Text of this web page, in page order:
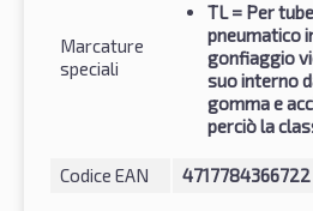
Marcature
speciali
TL= Per
pneumatico
gonfiaggio
suo interno
gomma e
perciò la
Codice EAN 4717784366722